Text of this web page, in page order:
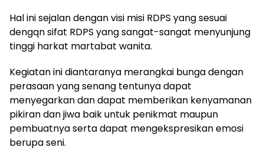
Hal ini sejalan dengan visi misi RDPS yang sesuai
dengqn sifat RDPS yang sangat-sangat menyunjung
tinggi harkat martabat wanita.
Kegiatan ini diantaranya merangkai bunga dengan
perasaan yang senang tentunya dapat
menyegarkan dan dapat memberikan kenyamanan
pikiran dan jiwa baik untuk penikmat maupun
pembuatnya serta dapat mengekspresikan emosi
berupa seni.